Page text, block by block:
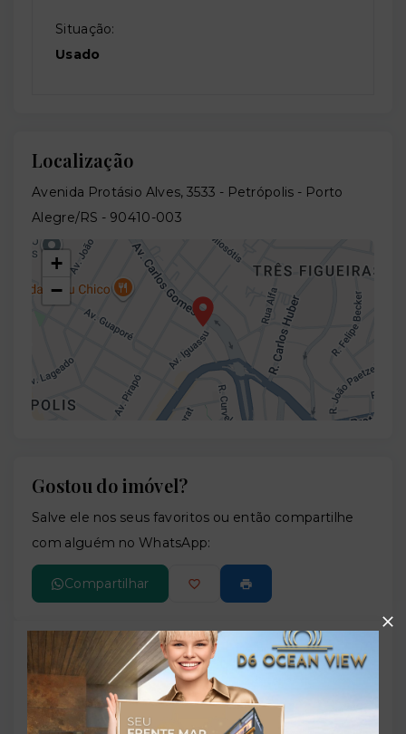
Situação:
Usado
Localização
Avenida Protásio Alves, 3533 - Petrópolis - Porto
Alegre/RS - 90410-003
+
−
Gostou do imóvel?
Salve ele nos seus favoritos ou então compartilhe
com alguém no WhatsApp:
Compartilhar
TORQUATO - Corretor de Imóveis
CRECI -42643f
(47) 9 9147-9687